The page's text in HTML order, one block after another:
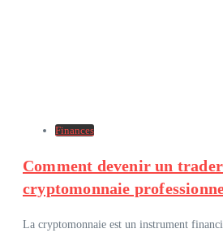
Finances
Comment devenir un
cryptomonnaie
La cryptomonnaie est un instrument